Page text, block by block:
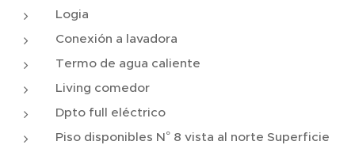
Logia
Conexión a lavadora
Termo de agua caliente
Living comedor
Dpto full eléctrico
Piso disponibles N° 8 vista al norte Superficie